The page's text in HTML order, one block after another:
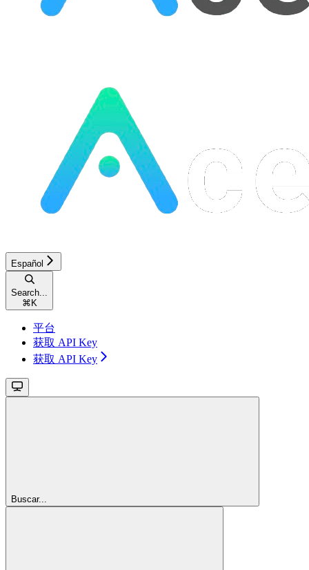
Español
Search...
⌘ K
平台
获取 API Key
获取 API Key
Buscar...